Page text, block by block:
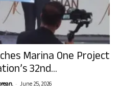
Marina One Project
32nd...
- June 25, 2026